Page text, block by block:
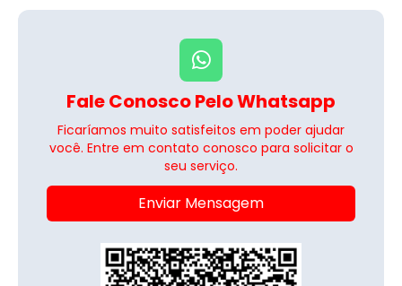
Fale Conosco Pelo Whatsapp
Ficaríamos muito satisfeitos em poder ajudar
você. Entre em contato conosco para solicitar o
seu serviço.
Enviar Mensagem